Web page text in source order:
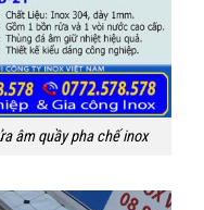
âm quầy pha chế inox